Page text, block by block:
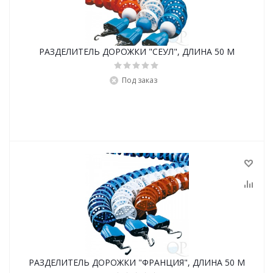
РАЗДЕЛИТЕЛЬ ДОРОЖКИ "СЕУЛ", ДЛИНА 50 М
Под заказ
РАЗДЕЛИТЕЛЬ ДОРОЖКИ "ФРАНЦИЯ", ДЛИНА 50 М